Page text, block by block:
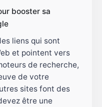
booster sa
liens qui sont
et pointent vers
de recherche,
de votre
sites font des
être une